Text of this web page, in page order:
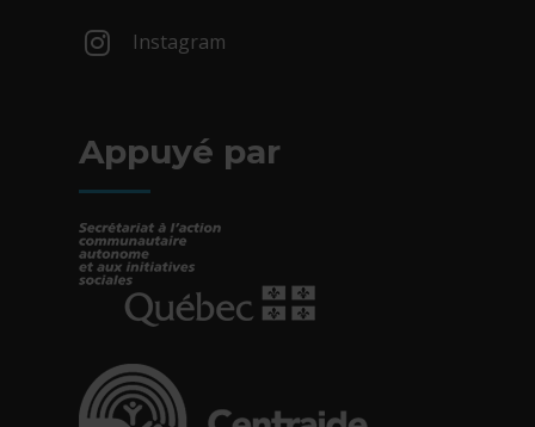
Instagram
Appuyé par